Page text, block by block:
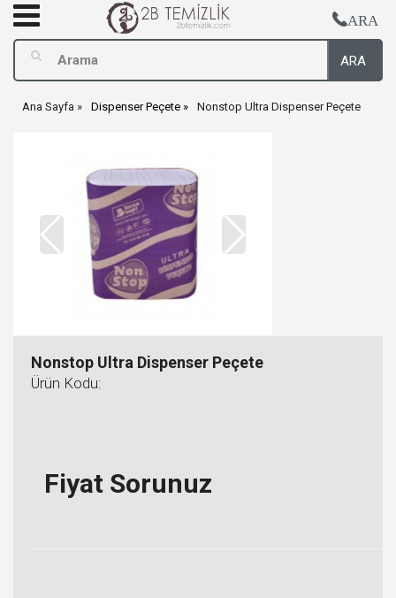
ARA
ARA
Ana Sayfa Dispenser Peçete Nonstop Ultra Dispenser Peçete
Nonstop Ultra Dispenser Peçete
Ürün Kodu:
Fiyat Sorunuz